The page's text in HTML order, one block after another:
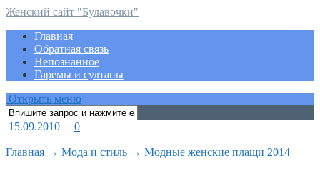
Женский сайт "Булавочки"
Главная
Обратная связь
Непознанное
Гаремы и султаны
Открыть меню
15.09.2010 0
Главная → Мода и стиль → Модные женские плащи 2014